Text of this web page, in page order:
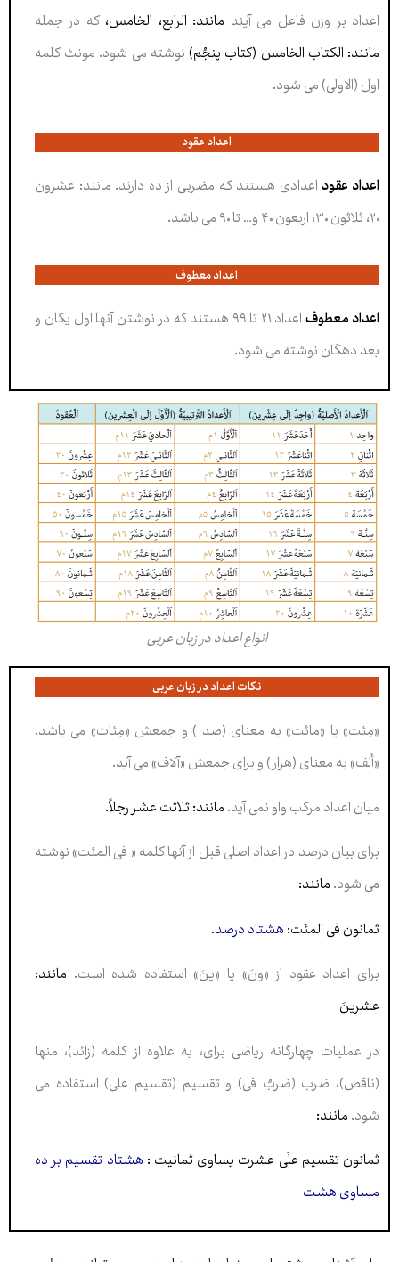
اعداد بر وزن فاعل می آیند مانند: الرابع، الخامس، که در جمله
مانند: الکتاب الخامس (کتاب پنجُم)نوشته می شود. مونث کلمه
اول (الاولی) می شود.
اعداد عقود
اعداد عقوداعدادی هستند که مضربی از ده دارند. مانند: عشرون
۲۰، ثلاثون ۳۰، اربعون ۴۰ و… تا ۹۰ می باشد.
اعداد معطوف
اعداد معطوف
اعداد ۲۱ تا ۹۹ هستند که در نوشتن آنها اول یکان و
بعد دهگان نوشته می شود.
انواع اعداد در زبان عربی
نکات اعداد در زبان عربی
«مِئت» یا «مائت» به معنای (صد ) و جمعش «مِئات» می باشد.
«أَلف» به معنای (هزار) و برای جمعش «آلاف» می آید.
میان اعداد مرکب واو نمی آید.مانند: ثلاثت عشر رجلاً.
برای بیان درصد در اعداد اصلی قبل از آنها کلمه « فی المئت» نوشته
می شود.مانند:
ثمانون فی المئت:هشتاد درصد.
برای اعداد عقود از «ونَ» یا «ینَ» استفاده شده است. مانند:
عشرینَ
در عملیات چهارگانه ریاضی برای، به علاوه از کلمه (زائد)، منها
(ناقص)، ضرب (ضربٌ فی) و تقسیم (تقسیم علی) استفاده می
شود.مانند:
ثمانون تقسیم علَی عشرت یساوی ثمانیت :هشتاد تقسیم بر ده
مساوی هشت